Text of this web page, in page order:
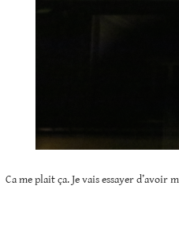
Ca me plait ça. Je vais essayer d’avoir